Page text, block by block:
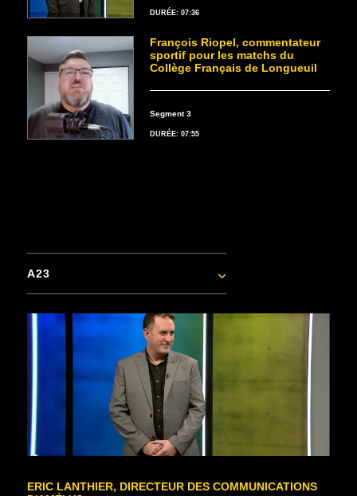
DURÉE: 07:36
François Riopel, commentateur
sportif pour les matchs du
Collège Français de Longueuil
Segment 3
DURÉE: 07:55
A23
ERIC LANTHIER, DIRECTEUR DES COMMUNICATIONS